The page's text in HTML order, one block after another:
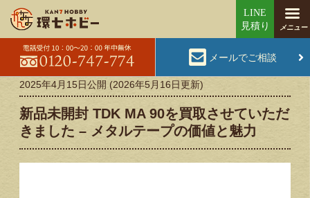
メールでご相談
2025年4月15日公開 (2026年5月16日更新)
新品未開封 TDK MA 90を買取させていただ
きました – メタルテープの価値と魅力